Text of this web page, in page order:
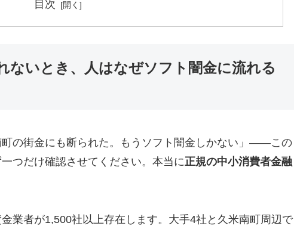
目次
ないとき、人はなぜソフト闇金に流れる
町の街金にも断られた。もうソフト闇金しかない」——この
つだけ確認させてください。本当に正規の中小消費者金融
業者が1,500社以上存在します。大手4社と久米南町周辺で